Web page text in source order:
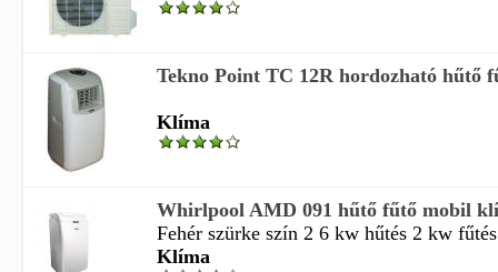
Tekno Point TC 12R hordozható hűtő
Klíma
Whirlpool AMD 091 hűtő fűtő mobil
Fehér szürke szín 2 6 kw hűtés 2 kw
Klíma